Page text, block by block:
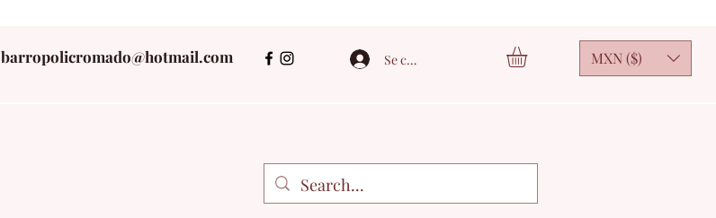
barropolicromado@hotmail.com Se connecter MXN ($)